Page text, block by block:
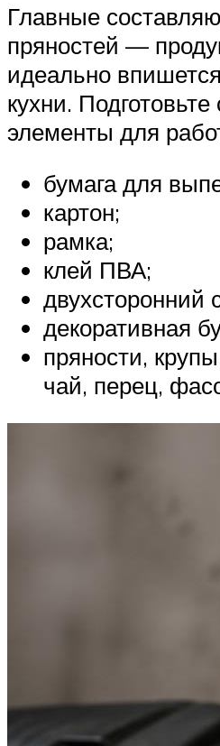
Главные
пряностей —
идеально
кухни.
элементы для
бумага для
картон;
рамка;
клей ПВА;
двухсторонний
декоративная
пряности,
чай, перец,